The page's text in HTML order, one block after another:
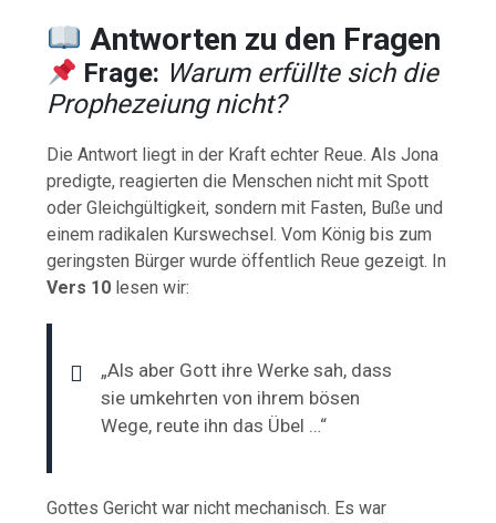
Antworten zu den Fragen
Frage: Warum erfüllte sich die
Prophezeiung nicht?
Die Antwort liegt in der Kraft echter Reue. Als Jona
predigte, reagierten die Menschen nicht mit Spott
oder Gleichgültigkeit, sondern mit Fasten, Buße und
einem radikalen Kurswechsel. Vom König bis zum
geringsten Bürger wurde öffentlich Reue gezeigt. In
Vers 10 lesen wir:
„Als aber Gott ihre Werke sah, dass
sie umkehrten von ihrem bösen
Wege, reute ihn das Übel …“
Gottes Gericht war nicht mechanisch. Es war